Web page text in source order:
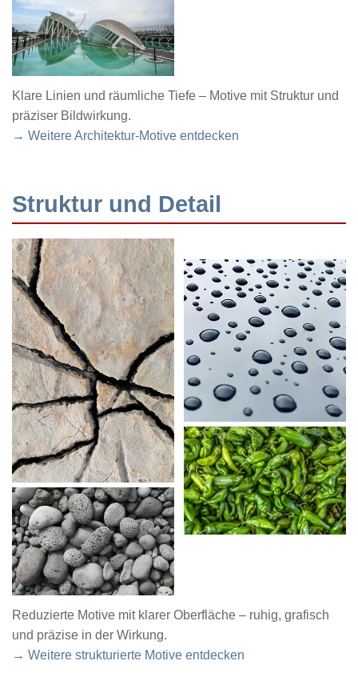
Klare Linien und räumliche Tiefe – Motive mit Struktur und
präziser Bildwirkung.
→ Weitere Architektur-Motive entdecken
Struktur und Detail
Reduzierte Motive mit klarer Oberfläche – ruhig, grafisch
und präzise in der Wirkung.
→ Weitere strukturierte Motive entdecken